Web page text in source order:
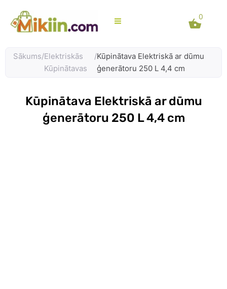
content
0
Sākums/Elektriskās
Kūpinātavas
/Kūpinātava Elektriskā ar dūmu
ģenerātoru 250 L 4,4 cm
Kūpinātava Elektriskā ar dūmu
ģenerātoru 250 L 4,4 cm